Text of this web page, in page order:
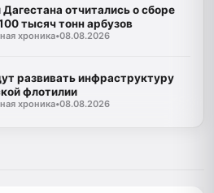
отчитались о сборе
тысяч тонн арбузов
хроника•08.08.2026
развивать инфраструктуру
флотилии
хроника•08.08.2026